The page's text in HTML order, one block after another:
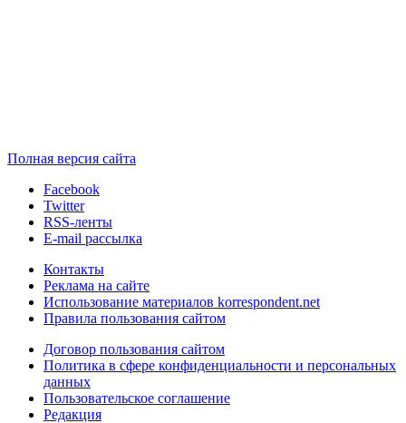
Полная версия сайта
Facebook
Twitter
RSS-ленты
E-mail рассылка
Контакты
Реклама на сайте
Использование материалов korrespondent.net
Правила пользования сайтом
Договор пользования сайтом
Политика в сфере конфиденциальности и персональных
данных
Пользовательское соглашение
Редакция